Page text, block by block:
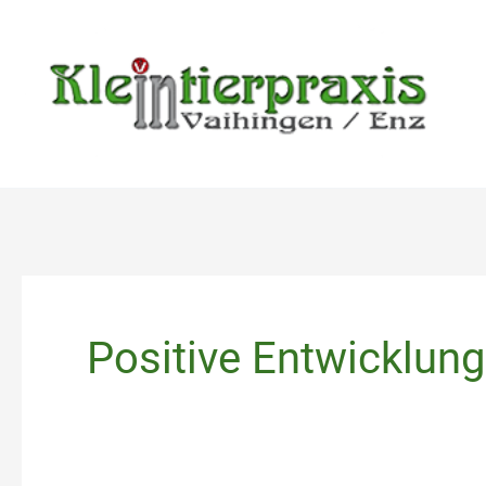
springen
Positive Entwicklung